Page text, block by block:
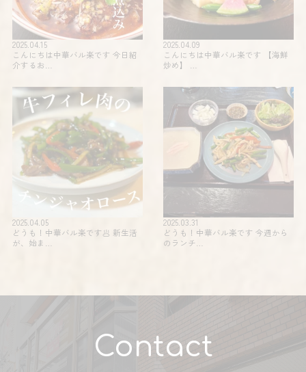
2025.04.15
こんにちは中華バル楽です 今日紹
介するお…
2025.04.09
こんにちは中華バル楽です 【海鮮
炒め】 …
2025.04.05
どうも！中華バル楽です🥟 新生活
が、始ま…
2025.03.31
どうも！中華バル楽です 今週から
のランチ…
Contact